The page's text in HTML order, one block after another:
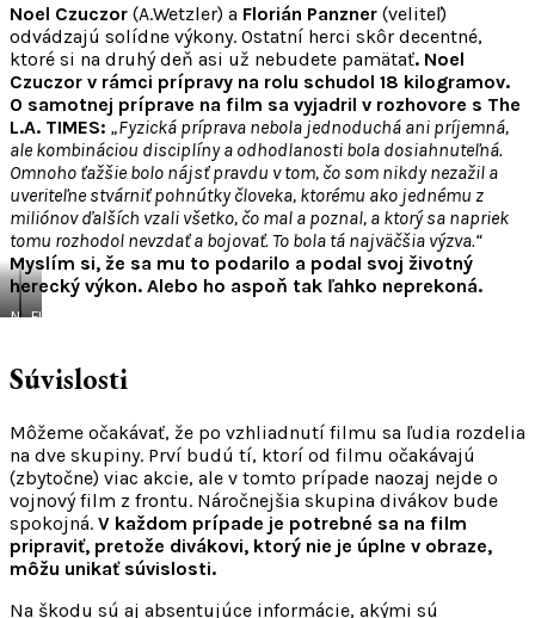
Noel Czuczor (A.Wetzler) a Florián Panzner (veliteľ)
odvádzajú solídne výkony. Ostatní herci skôr decentné,
ktoré si na druhý deň asi už nebudete pamätať. Noel
Czuczor v rámci prípravy na rolu schudol 18 kilogramov.
O samotnej príprave na film sa vyjadril v rozhovore s The
L.A. TIMES: „Fyzická príprava nebola jednoduchá ani príjemná,
ale kombináciou disciplíny a odhodlanosti bola dosiahnuteľná.
Omnoho ťažšie bolo nájsť pravdu v tom, čo som nikdy nezažil a
uveriteľne stvárniť pohnútky človeka, ktorému ako jednému z
miliónov ďalších vzali všetko, čo mal a poznal, a ktorý sa napriek
tomu rozhodol nevzdať a bojovať. To bola tá najväčšia výzva.“
Myslím si, že sa mu to podarilo a podal svoj životný
herecký výkon. Alebo ho aspoň tak ľahko neprekoná.
Noel
Wetzler
Florián
v
tábore
Súvislosti
Môžeme očakávať, že po vzhliadnutí filmu sa ľudia rozdelia
na dve skupiny. Prví budú tí, ktorí od filmu očakávajú
(zbytočne) viac akcie, ale v tomto prípade naozaj nejde o
vojnový film z frontu. Náročnejšia skupina divákov bude
spokojná. V každom prípade je potrebné sa na film
pripraviť, pretože divákovi, ktorý nie je úplne v obraze,
môžu unikať súvislosti.
Na škodu sú aj absentujúce informácie, akými sú